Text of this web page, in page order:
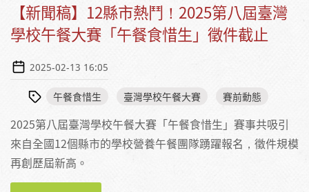
【新聞稿】12縣市熱鬥！2025第八屆臺灣
學校午餐大賽「午餐食惜生」徵件截止
2025-02-13 16:05
午餐食惜生 臺灣學校午餐大賽 賽前動態
2025第八屆臺灣學校午餐大賽「午餐食惜生」賽事共吸引
來自全國12個縣市的學校營養午餐團隊踴躍報名，徵件規模
再創歷屆新高。